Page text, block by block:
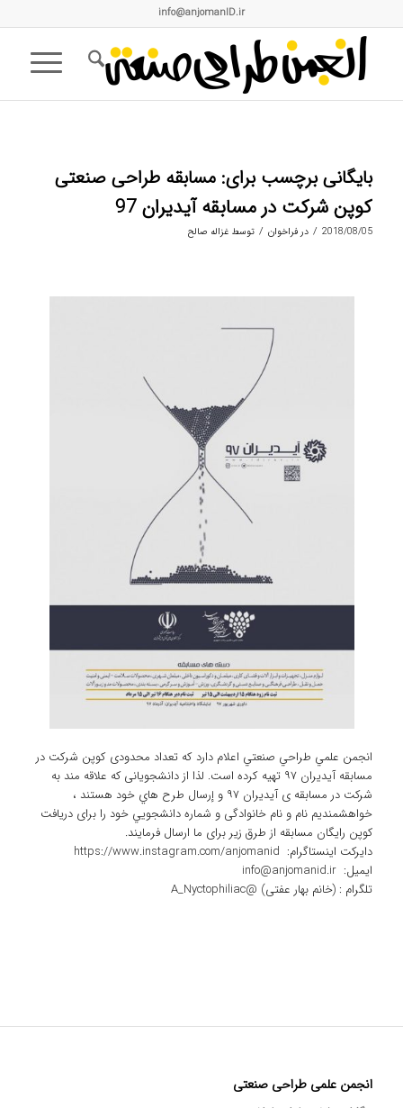
info@anjomanID.ir
بایگانی برچسب برای: مسابقه طراحی صنعتی
کوپن شرکت در مسابقه آیدیران 97
2018/08/05
/ در فراخوان / توسط غزاله صالح
انجمن علمي طراحي صنعتي اعلام دارد كه تعداد محدودی كوپن شركت در
مسابقه آيديران ٩٧ تهيه كرده است. لذا از دانشجویانی که علاقه مند به
شرکت در مسابقه ی آیدیران ۹۷ و إرسال طرح هاي خود هستند ،
خواهشمنديم نام و نام خانوادگی و شماره دانشجويي خود را برای دریافت
کوپن رایگان مسابقه از طرق زیر برای ما ارسال فرمایند.
دایرکت اینستاگرام: https://www.instagram.com/anjomanid
ایمیل: info@anjomanid.ir
تلگرام : (خانم بهار عفتی) @A_Nyctophiliac
انجمن علمی طراحی صنعتی